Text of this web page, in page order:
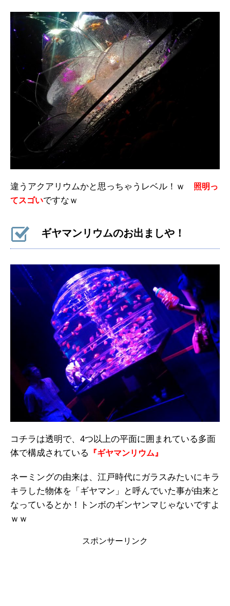
違うアクアリウムかと思っちゃうレベル！ｗ
照明っ
てスゴいですなｗ
ギヤマンリウムのお出ましや！
コチラは透明で、4つ以上の平面に囲まれている多面
体で構成されている
『ギヤマンリウム』
ネーミングの由来は、江戸時代にガラスみたいにキラ
キラした物体を「ギヤマン」と呼んでいた事が由来と
なっているとか！トンボのギンヤンマじゃないですよ
ｗｗ
スポンサーリンク